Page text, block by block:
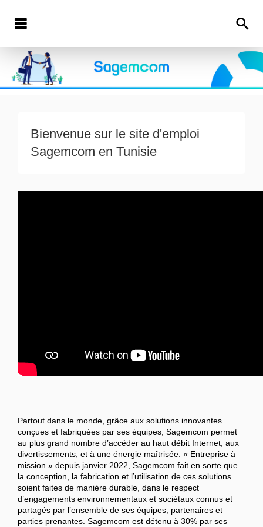
Bienvenue sur le site d'emploi
Sagemcom en Tunisie
Partout dans le monde, grâce aux solutions innovantes
conçues et fabriquées par ses équipes, Sagemcom permet
au plus grand nombre d’accéder au haut débit Internet, aux
divertissements, et à une énergie maîtrisée. « Entreprise à
mission » depuis janvier 2022, Sagemcom fait en sorte que
la conception, la fabrication et l’utilisation de ces solutions
soient faites de manière durable, dans le respect
d’engagements environnementaux et sociétaux connus et
partagés par l’ensemble de ses équipes, partenaires et
parties prenantes. Sagemcom est détenu à 30% par ses